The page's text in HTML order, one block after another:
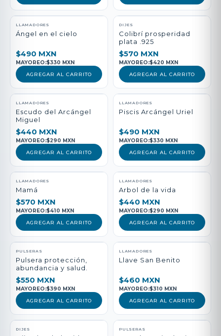
LLAMADORES
Ángel en el cielo
$490 MXN
MAYOREO:$330 MXN
AGREGAR AL CARRITO
DIJES
Colibrí prosperidad
plata .925
$570 MXN
MAYOREO:$420 MXN
AGREGAR AL CARRITO
LLAMADORES
Escudo del Arcángel
Miguel
$440 MXN
MAYOREO:$290 MXN
AGREGAR AL CARRITO
LLAMADORES
Piscis Arcángel Uriel
$490 MXN
MAYOREO:$330 MXN
AGREGAR AL CARRITO
LLAMADORES
Mamá
$570 MXN
MAYOREO:$410 MXN
AGREGAR AL CARRITO
LLAMADORES
Arbol de la vida
$440 MXN
MAYOREO:$290 MXN
AGREGAR AL CARRITO
PULSERAS
Pulsera protección,
abundancia y salud.
$550 MXN
MAYOREO:$390 MXN
AGREGAR AL CARRITO
LLAMADORES
Llave San Benito
$460 MXN
MAYOREO:$310 MXN
AGREGAR AL CARRITO
DIJES PULSERAS